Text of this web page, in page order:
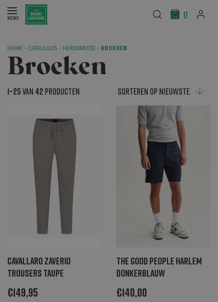
0
HOME › CATALOGUS › HERENMODE › BROEKEN
Broeken
1–25van 42 producten
Cavallaro Zaverio
Trousers taupe
€149,95
The Good People Harlem
donkerblauw
€140,00